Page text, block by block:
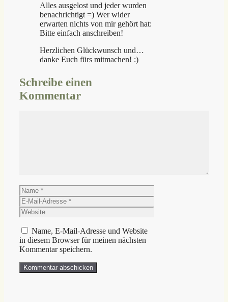
Alles ausgelost und jeder wurden
benachrichtigt =) Wer wider
erwarten nichts von mir gehört hat:
Bitte einfach anschreiben!
Herzlichen Glückwunsch und…
danke Euch fürs mitmachen! :)
Schreibe einen
Kommentar
Name
E-
Mail-
Adresse
Website
Name, E-Mail-Adresse und Website
in diesem Browser für meinen nächsten
Kommentar speichern.